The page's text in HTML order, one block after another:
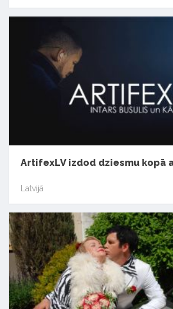
ArtifexLV izdod dziesmu kopā
Latvijā